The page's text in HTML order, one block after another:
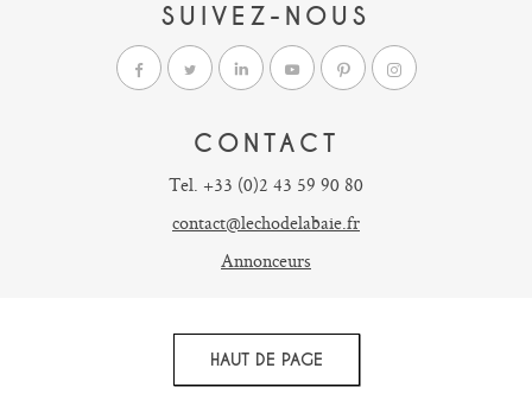
SUIVEZ-NOUS
CONTACT
Tel. +33 (0)2 43 59 90 80
contact@lechodelabaie.fr
Annonceurs
HAUT DE PAGE